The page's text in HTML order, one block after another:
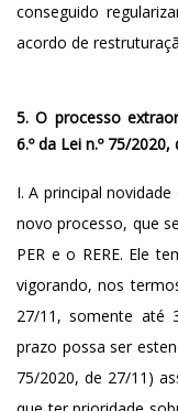
conseguido
acordo de
5. O processo
6.º da Lei n.º 75/
I. A principal
novo processo, que
PER e o RERE. Ele
vigorando, nos
27/11, somente até
prazo possa ser
75/2020, de 27/11)